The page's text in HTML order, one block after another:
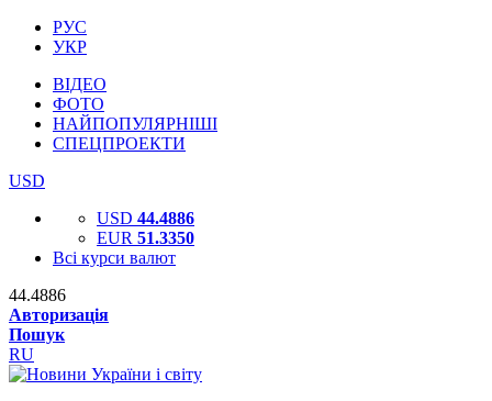
РУС
УКР
ВІДЕО
ФОТО
НАЙПОПУЛЯРНІШІ
СПЕЦПРОЕКТИ
USD
USD 44.4886
EUR 51.3350
Всі курси валют
44.4886
Авторизація
Пошук
RU